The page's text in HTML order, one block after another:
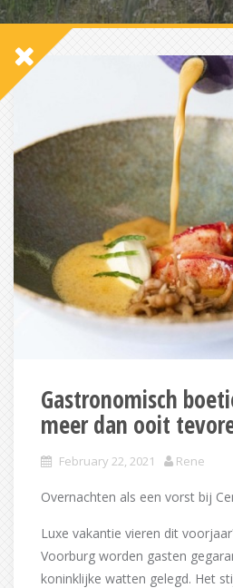
Gastronomisch
meer dan ooit
February 22, 2021 Rene
Overnachten als een vorst bij
Luxe vakantie vieren dit
Voorburg worden gasten
koninklijke watten gelegd. Het